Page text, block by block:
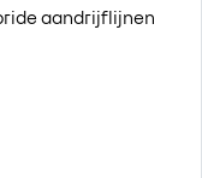
aandrijflijnen